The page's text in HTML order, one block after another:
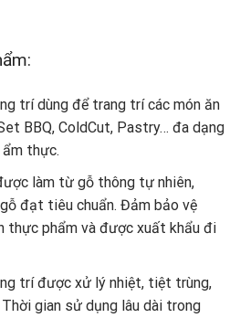
trí dùng để trang trí các món ăn
BBQ, ColdCut, Pastry… đa dạng
ẩm thực.
làm từ gỗ thông tự nhiên,
đạt tiêu chuẩn. Đảm bảo vệ
thực phẩm và được xuất khẩu đi
trí được xử lý nhiệt, tiệt trùng,
gian sử dụng lâu dài trong